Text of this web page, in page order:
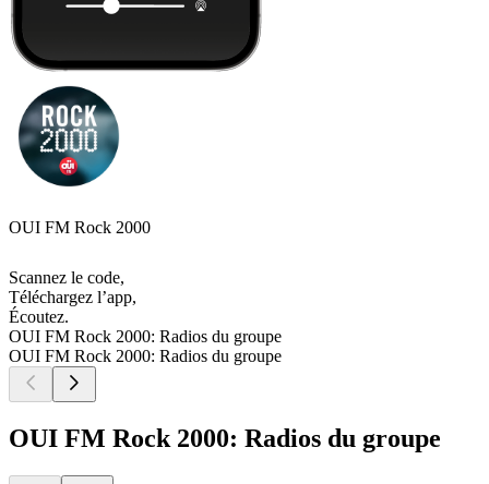
OUI FM Rock 2000
Scannez le code,
Téléchargez l’app,
Écoutez.
OUI FM Rock 2000: Radios du groupe
OUI FM Rock 2000: Radios du groupe
OUI FM Rock 2000: Radios du groupe